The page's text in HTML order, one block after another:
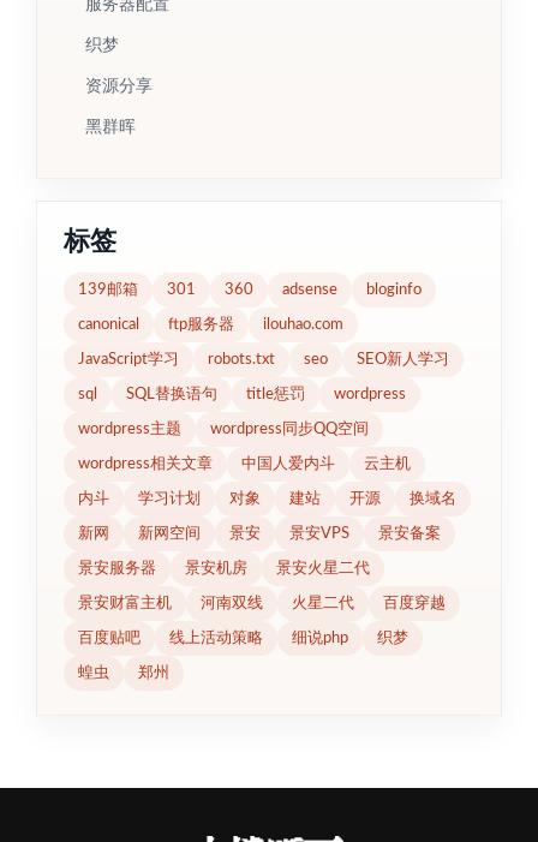
服务器配置
织梦
资源分享
黑群晖
标签
139邮箱 301 360 adsense bloginfo
canonical ftp服务器 ilouhao.com
JavaScript学习 robots.txt seo SEO新人学习
sql SQL替换语句 title惩罚 wordpress
wordpress主题 wordpress同步QQ空间
wordpress相关文章 中国人爱内斗 云主机
内斗 学习计划 对象 建站 开源 换域名
新网 新网空间 景安 景安VPS 景安备案
景安服务器 景安机房 景安火星二代
景安财富主机 河南双线 火星二代 百度穿越
百度贴吧 线上活动策略 细说php 织梦
蝗虫 郑州